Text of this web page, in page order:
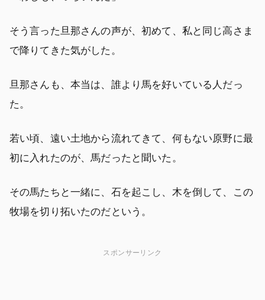
そう言った旦那さんの声が、初めて、私と同じ高さま
で降りてきた気がした。
旦那さんも、本当は、誰より馬を好いている人だっ
た。
若い頃、遠い土地から流れてきて、何もない原野に最
初に入れたのが、馬だったと聞いた。
その馬たちと一緒に、石を起こし、木を倒して、この
牧場を切り拓いたのだという。
スポンサーリンク